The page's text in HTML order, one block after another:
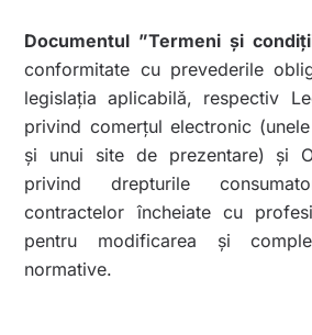
Documentul ”Termeni și
conformitate cu prevederile
legislația aplicabilă, respectiv
privind comerțul electronic
și unui site de prezentare) și
privind drepturile
contractelor încheiate cu
pentru modificarea şi
normative.